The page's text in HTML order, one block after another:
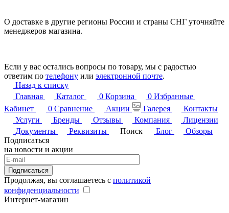
О доставке в другие регионы России и страны СНГ уточняйте
менеджеров магазина.
Если у вас остались вопросы по товару, мы с радостью
ответим по телефону или электронной почте.
Назад к списку
Главная
Каталог 0 Корзина 0 Избранные
Кабинет
0 Сравнение Акции Галерея
Контакты
Услуги
Бренды Отзывы Компания
Лицензии
Документы
Реквизиты Поиск Блог
Обзоры
Подписаться
на новости и акции
Подписаться
Продолжая, вы соглашаетесь с политикой
конфиденциальности
Интернет-магазин